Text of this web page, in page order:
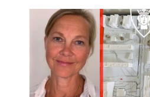
utvecklingsarbete
nästa
nivå